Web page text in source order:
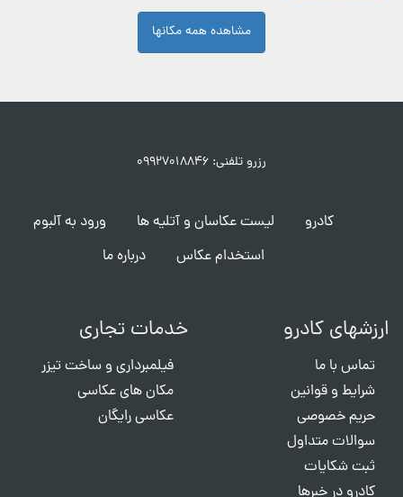
مشاهده همه مکانها
رزرو تلفنی: ۰۹۹۲۷۰۱۸۸۴۶
کادرو لیست عکاسان و آتلیه ها
ورود به آلبوم
استخدام عکاس
درباره ما
ارزشهای کادرو
تماس با ما
شرایط و قوانین
حریم خصوصی
سوالات متداول
ثبت شکایات
کادرو در خبرها
خدمات تجاری
فیلمبرداری و ساخت تیزر
مکان های عکاسی
عکاسی رایگان